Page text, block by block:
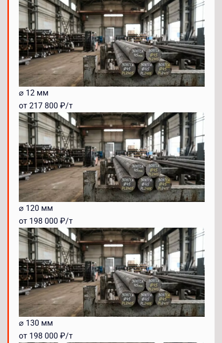
⌀ 12 мм
от 217 800 ₽/т
⌀ 120 мм
от 198 000 ₽/т
⌀ 130 мм
от 198 000 ₽/т